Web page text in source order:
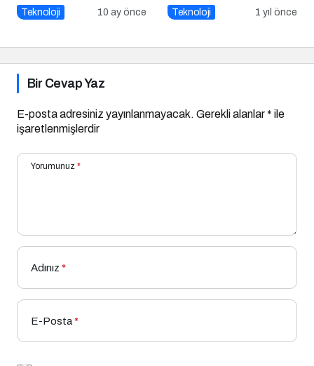
Operasyonu
Teknoloji 10 ay önce
Uygulamaları
Teknoloji 1 yıl önce
Bir Cevap Yaz
E-posta adresiniz yayınlanmayacak. Gerekli alanlar* ile
işaretlenmişlerdir
Yorumunuz *
Adınız *
E-Posta*